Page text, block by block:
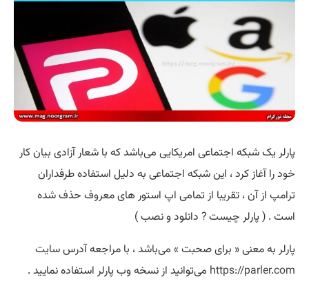
پارلر یک شبکه اجتماعی امریکایی می‌باشد که با شعار آزادی بیان کار
خود را آغاز کرد ، این شبکه اجتماعی به دلیل استفاده طرفداران
ترامپ از آن ، تقریبا از تمامی اپ استور های معروف حذف شده
است . ( پارلر چیست ? دانلود و نصب )
پارلر به معنی « برای صحبت » می‌باشد ، با مراجعه آدرس سایت
https://parler.com می‌توانید از نسخه وب پارلر استفاده نمایید .